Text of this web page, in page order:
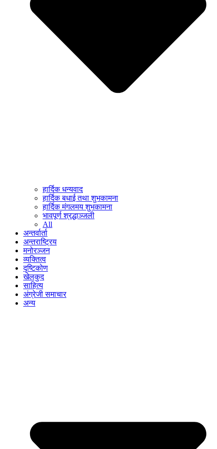
हार्दिक धन्यवाद
हार्दिक बधाई तथा शुभकामना
हार्दिक मंगलमय शुभकामना
भावपूर्ण श्रद्धाञ्जली
All
अन्तर्वार्ता
अन्तराष्ट्रिय
मनोरञ्जन
व्यक्तित्व
दृष्टिकोण
खेलकुद
साहित्य
अंग्रेजी समाचार
अन्य